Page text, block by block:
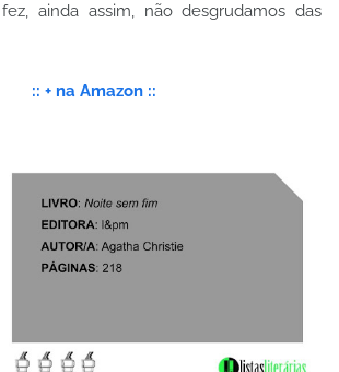
ainda assim, não desgrudamos das
:: + na Amazon ::